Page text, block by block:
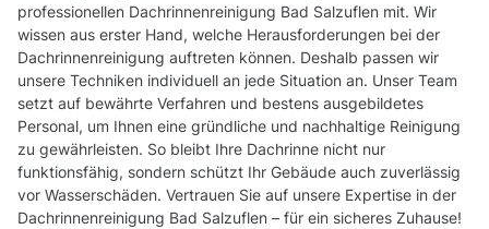
professionellen Dachrinnenreinigung Bad Salzuflen mit. Wir
wissen aus erster Hand, welche Herausforderungen bei der
Dachrinnenreinigung auftreten können. Deshalb passen wir
unsere Techniken individuell an jede Situation an. Unser Team
setzt auf bewährte Verfahren und bestens ausgebildetes
Personal, um Ihnen eine gründliche und nachhaltige Reinigung
zu gewährleisten. So bleibt Ihre Dachrinne nicht nur
funktionsfähig, sondern schützt Ihr Gebäude auch zuverlässig
vor Wasserschäden. Vertrauen Sie auf unsere Expertise in der
Dachrinnenreinigung Bad Salzuflen – für ein sicheres Zuhause!